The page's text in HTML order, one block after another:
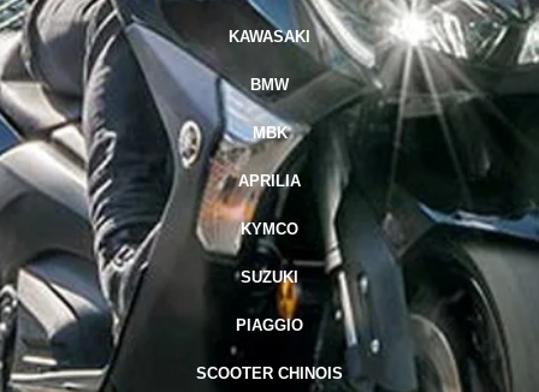
KAWASAKI
BMW
MBK
APRILIA
KYMCO
SUZUKI
PIAGGIO
SCOOTER CHINOIS